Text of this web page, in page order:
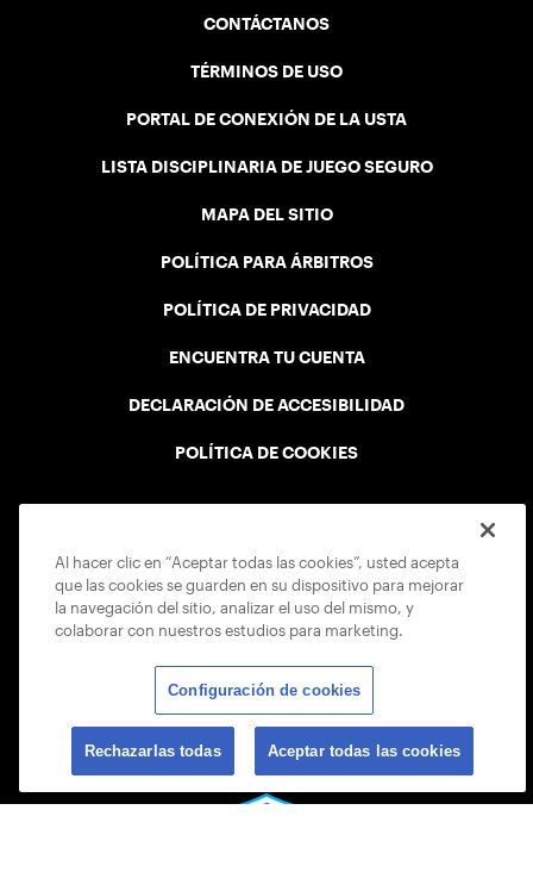
CONTÁCTANOS
TÉRMINOS DE USO
PORTAL DE CONEXIÓN DE LA USTA
LISTA DISCIPLINARIA DE JUEGO SEGURO
MAPA DEL SITIO
POLÍTICA PARA ÁRBITROS
POLÍTICA DE PRIVACIDAD
ENCUENTRA TU CUENTA
DECLARACIÓN DE ACCESIBILIDAD
POLÍTICA DE COOKIES
USTA APPS
Al hacer clic en “Aceptar todas las cookies”, usted acepta
que las cookies se guarden en su dispositivo para mejorar
la navegación del sitio, analizar el uso del mismo, y
colaborar con nuestros estudios para marketing.
Configuración de cookies
Rechazarlas todas Aceptar todas las cookies